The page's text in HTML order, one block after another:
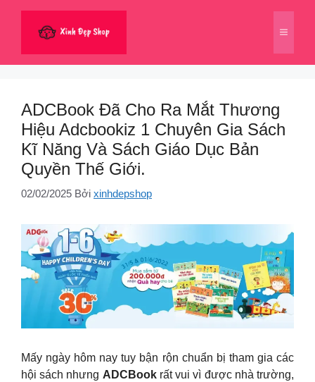
dung
Menu
ADCBook Đã Cho Ra Mắt Thương
Hiệu Adcbookiz 1 Chuyên Gia Sách
Kĩ Năng Và Sách Giáo Dục Bản
Quyền Thế Giới.
02/02/2025 Bởi xinhdepshop
Mấy ngày hôm nay tuy bận rộn chuẩn bị tham gia các
hội sách nhưng ADCBookrất vui vì được nhà trường,